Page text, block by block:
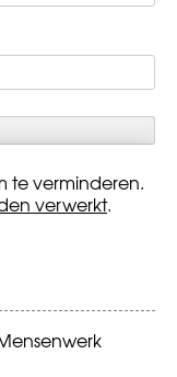
te verminderen.
verwerkt.